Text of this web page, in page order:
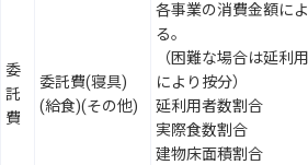
委
託
費
委託費(寝具)
(給食)(その他)
各事業の消費金額に
る。
（困難な場合は延利
により按分）
延利用者数割合
実際食数割合
建物床面積割合